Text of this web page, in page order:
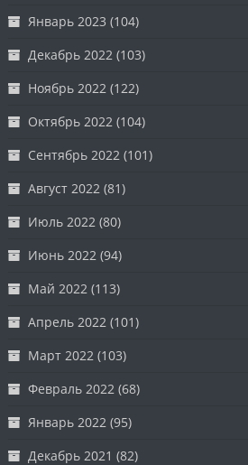
Январь 2023 (104)
Декабрь 2022 (103)
Ноябрь 2022 (122)
Октябрь 2022 (104)
Сентябрь 2022 (101)
Август 2022 (81)
Июль 2022 (80)
Июнь 2022 (94)
Май 2022 (113)
Апрель 2022 (101)
Март 2022 (103)
Февраль 2022 (68)
Январь 2022 (95)
Декабрь 2021 (82)